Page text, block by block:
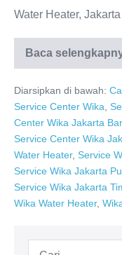
Water Heater,
Baca
WIKA
Solar
Heater
0811-
611-
457
Dealer
Diarsipkan di bawah:
Service Center Wika
Center Wika Jakarta
Service Center Wika
Water Heater, Service
Service Wika Jakarta
Service Wika Jakarta
Wika Water Heater,
Pencarian